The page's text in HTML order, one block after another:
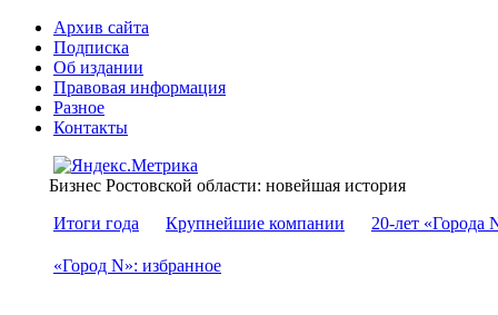
Архив сайта
Подписка
Об издании
Правовая информация
Разное
Контакты
Бизнес Ростовской области: новейшая история
Итоги года
Крупнейшие компании 20-лет «Города
«Город N»: избранное